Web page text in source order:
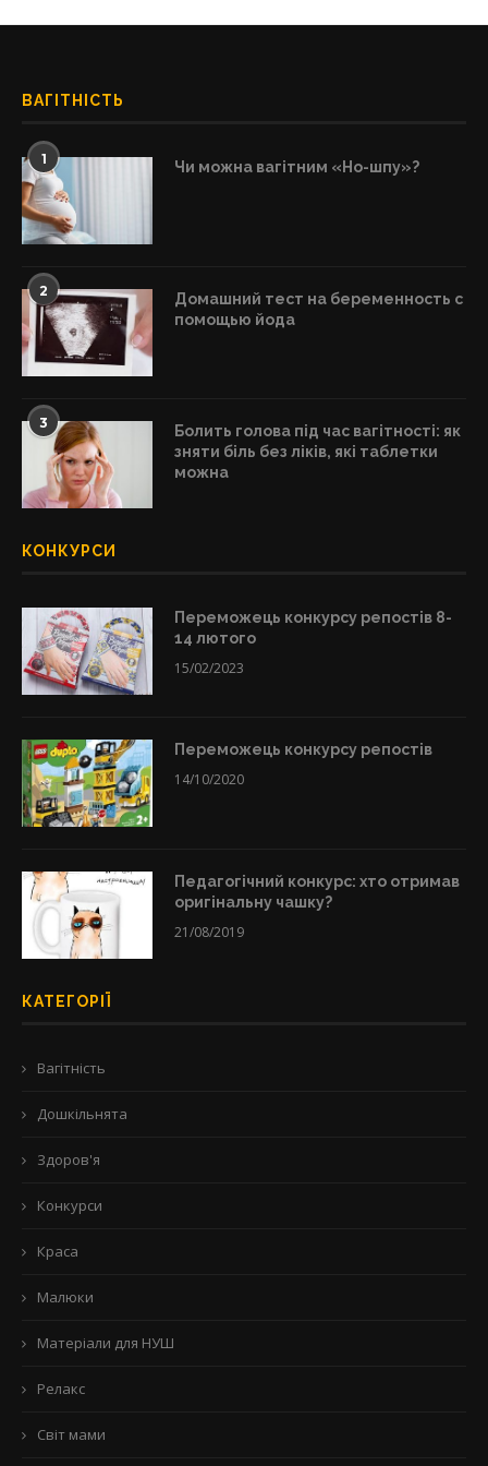
ВАГІТНІСТЬ
1 Чи можна вагітним «Но-шпу»?
2
Домашний тест на беременность с
помощью йода
3
Болить голова під час вагітності: як
зняти біль без ліків, які таблетки
можна
КОНКУРСИ
Переможець конкурсу репостів 8-
14 лютого
15/02/2023
Переможець конкурсу репостів
14/10/2020
Педагогічний конкурс: хто отримав
оригінальну чашку?
21/08/2019
КАТЕГОРІЇ
Вагітність
Дошкільнята
Здоров'я
Конкурси
Краса
Малюки
Матеріали для НУШ
Релакс
Світ мами